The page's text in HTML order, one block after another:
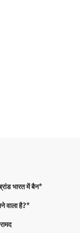
भारत में बैन*
वाला है?*